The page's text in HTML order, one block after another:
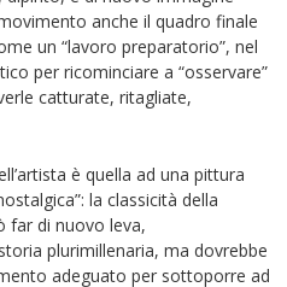
anche il quadro finale
un “lavoro preparatorio”, nel
per ricominciare a “osservare”
catturate, ritagliate,
è quella ad una pittura
la classicità della
far di nuovo leva,
plurimillenaria, ma dovrebbe
adeguato per sottoporre ad